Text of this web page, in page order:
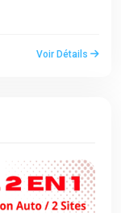
Voir Détails